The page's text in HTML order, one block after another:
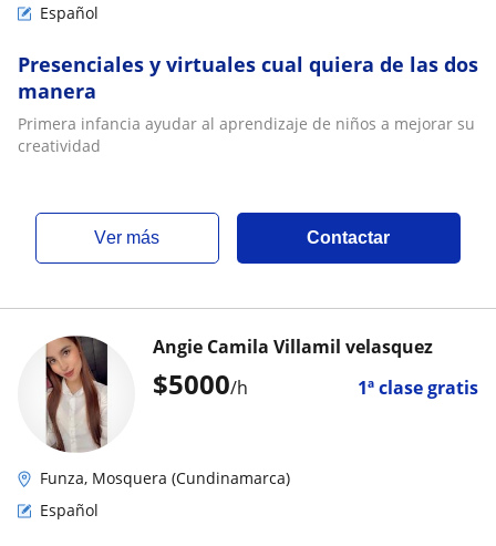
Español
Presenciales y virtuales cual quiera de las dos
manera
Primera infancia ayudar al aprendizaje de niños a mejorar su
creatividad
ver más Contactar
$5000/h 1ª clase gratis
Angie Camila Villamil velasquez
Funza, Mosquera (Cundinamarca)
Español